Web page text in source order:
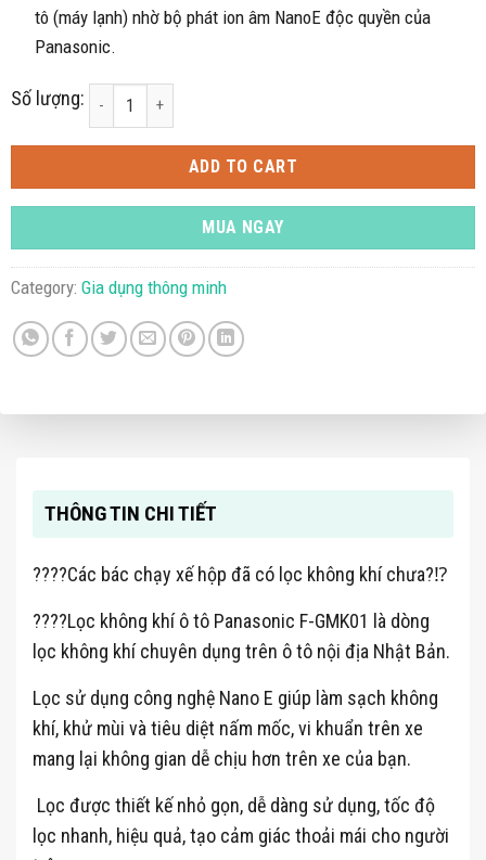
tô (máy lạnh) nhờ bộ phát ion âm NanoE độc quyền của
Panasonic.
Số lượng: Lọc không khí ô tô Panasonic F-GMK01 quantity
ADD TO CART
MUA NGAY
Category: Gia dụng thông minh
THÔNG TIN CHI TIẾT
????Các bác chạy xế hộp đã có lọc không khí chưa?⁉
????Lọc không khí ô tô Panasonic F-GMK01 là dòng
lọc không khí chuyên dụng trên ô tô nội địa Nhật Bản.
Lọc sử dụng công nghệ Nano E giúp làm sạch không
khí, khử mùi và tiêu diệt nấm mốc, vi khuẩn trên xe
mang lại không gian dễ chịu hơn trên xe của bạn.
Lọc được thiết kế nhỏ gọn, dễ dàng sử dụng, tốc độ
lọc nhanh, hiệu quả, tạo cảm giác thoải mái cho người